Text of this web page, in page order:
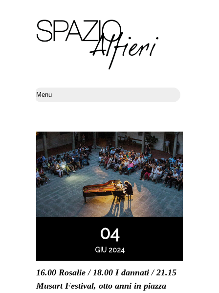
04
GIU 2024
16.00 Rosalie / 18.00 I dannati / 21.15
Musart Festival, otto anni in piazza